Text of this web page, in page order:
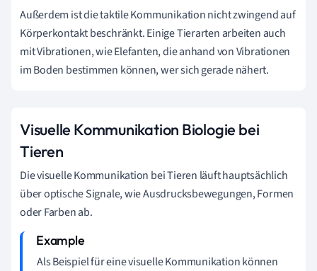
Außerdem ist die taktile Kommunikation nicht zwingend auf
Körperkontakt beschränkt. Einige Tierarten arbeiten auch
mit Vibrationen, wie Elefanten, die anhand von Vibrationen
im Boden bestimmen können, wer sich gerade nähert.
Visuelle Kommunikation Biologie bei
Tieren
Die visuelle Kommunikation bei Tieren läuft hauptsächlich
über optische Signale, wie Ausdrucksbewegungen, Formen
oder Farben ab.
Als Beispiel für eine visuelle Kommunikation können